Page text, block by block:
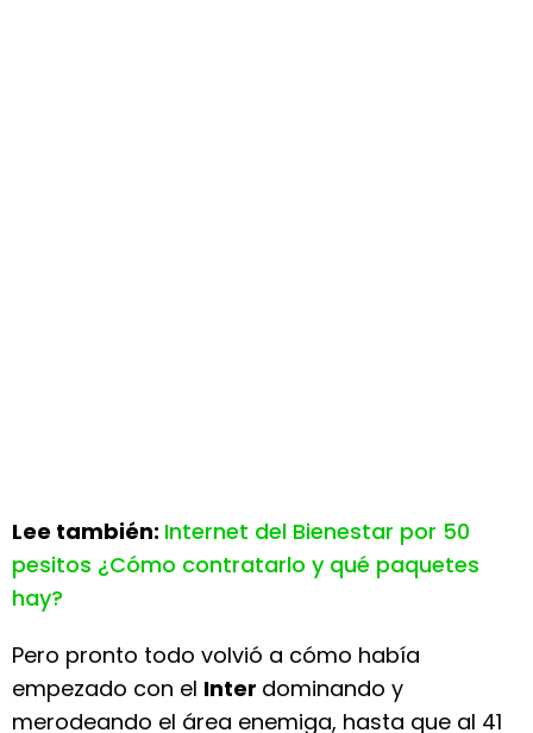
Lee también: Internet del Bienestar por 50
pesitos ¿Cómo contratarlo y qué paquetes
hay?
Pero pronto todo volvió a cómo había
empezado con el Inter dominando y
merodeando el área enemiga, hasta que al 41